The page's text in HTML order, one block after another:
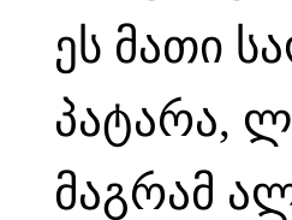
ეს მათი
პატარა,
მაგრამ